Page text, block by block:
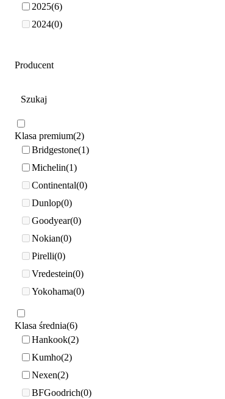
2025 6
2024 0
Producent
Klasa premium 2
Bridgestone 1
Michelin 1
Continental 0
Dunlop 0
Goodyear 0
Nokian 0
Pirelli 0
Vredestein 0
Yokohama 0
Klasa średnia 6
Hankook 2
Kumho 2
Nexen 2
BFGoodrich 0